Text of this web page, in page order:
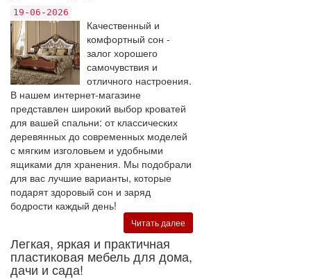
19-06-2026
Качественный и
комфортный сон -
залог хорошего
самочувствия и
отличного настроения.
В нашем интернет-магазине
представлен широкий выбор кроватей
для вашей спальни: от классических
деревянных до современных моделей
с мягким изголовьем и удобными
ящиками для хранения. Мы подобрали
для вас лучшие варианты, которые
подарят здоровый сон и заряд
бодрости каждый день!
Читать далее
Легкая, яркая и практичная
пластиковая мебель для дома,
дачи и сада!